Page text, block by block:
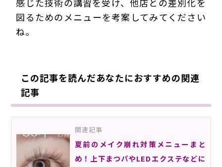
感じた技術の講習を受け、他店との差別化を
図るためのメニューを考案してみてください
ね。
この記事を読んだあなたにおすすめの関連
記事
関連記事
夏前のメイク崩れ対策メニューまと
め！上下まつパやLEDエクステなどに